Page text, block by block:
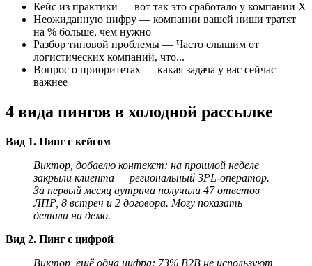
Кейс из практики — вот так это сработало у компании X
Неожиданную цифру — компании вашей ниши тратят
на % больше, чем нужно
Разбор типовой проблемы — Часто слышим от
логистических компаний, что...
Вопрос о приоритетах — какая задача у вас сейчас
важнее
4 вида пингов в холодной рассылке
Вид 1. Пинг с кейсом
Виктор, добавлю контекст: на прошлой неделе
закрыли клиента — региональный 3PL-оператор.
За первый месяц аутрича получили 47 ответов
ЛПР, 8 встреч и 2 договора. Могу показать
детали на демо.
Вид 2. Пинг с цифрой
Виктор, ещё одна цифра: 73% B2B не используют